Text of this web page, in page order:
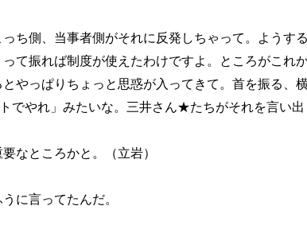
ち側、当事者側がそれに反発しちゃって。ようす
て振れば制度が使えたわけですよ。ところがこれ
やっぱりちょっと思惑が入ってきて。首を振る、
でやれ」みたいな。三井さん★たちがそれを言い出
なところかと。（立岩）
に言ってたんだ。